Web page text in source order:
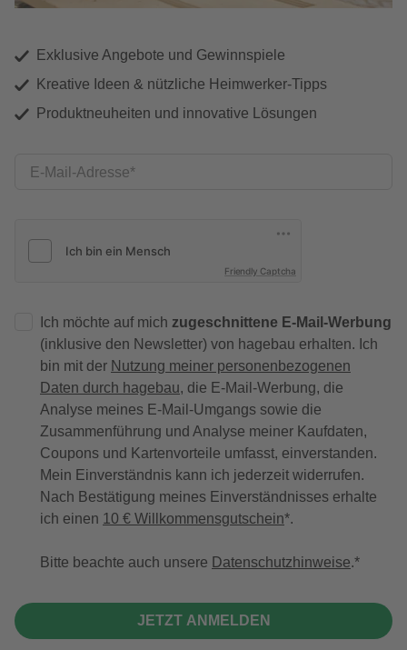
Exklusive Angebote und Gewinnspiele
Kreative Ideen & nützliche Heimwerker-Tipps
Produktneuheiten und innovative Lösungen
E-Mail-Adresse
Friendly Captcha
Ich möchte auf mich zugeschnittene E-Mail-Werbung
(inklusive den Newsletter) von hagebau erhalten. Ich
bin mit der Nutzung meiner personenbezogenen
Daten durch hagebau, die E-Mail-Werbung, die
Analyse meines E-Mail-Umgangs sowie die
Zusammenführung und Analyse meiner Kaufdaten,
Coupons und Kartenvorteile umfasst, einverstanden.
Mein Einverständnis kann ich jederzeit widerrufen.
Nach Bestätigung meines Einverständnisses erhalte
ich einen 10 € Willkommensgutschein*.
Bitte beachte auch unsere Datenschutzhinweise.
JETZT ANMELDEN